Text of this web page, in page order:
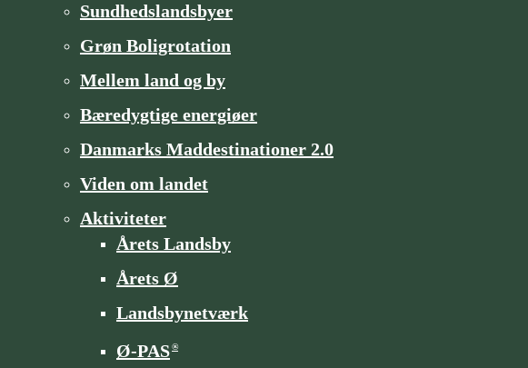
Sundheds­­landsbyer
Grøn Boligrotation
Mellem land og by
Bæredygtige energiøer
Danmarks Maddestinationer 2.0
Viden om landet
Aktiviteter
Årets Landsby
Årets Ø
Landsbynetværk
Ø-PAS®